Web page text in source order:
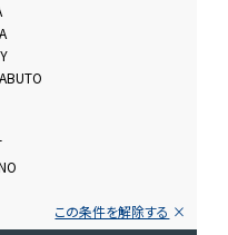
この条件を解除する